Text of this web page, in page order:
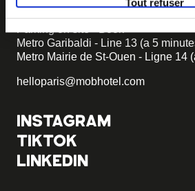
Tout refuser
+33 1 470 070 70
Metro Garibaldi - Line 13 (a 5
Metro Mairie de St-Ouen - Ligne 14
helloparis@mobhotel.com
INSTAGRAM
TIKTOK
LINKEDIN